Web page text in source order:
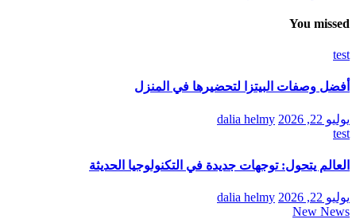
You missed
test
أفضل وصفات البيتزا لتحضيرها في المنزل
يوليو 22, 2026
dalia helmy
test
العالم يتحول: توجهات جديدة في التكنولوجيا الحديثة
يوليو 22, 2026
dalia helmy
New News